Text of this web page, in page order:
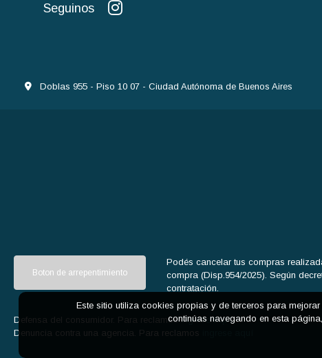
Seguinos
Doblas 955 - Piso 10 07 - Ciudad Autónoma de Buenos Aires
Boton de arrepentimiento
Podés cancelar tus compras
compra (Disp.954/2025). Según
contratación.
Defensa del consumidor. Para reclamosingrese aquí
Denuncia contra una agencia. Para reclamos
Este sitio utiliza cookies propias y de terceros para
continúas navegando en esta